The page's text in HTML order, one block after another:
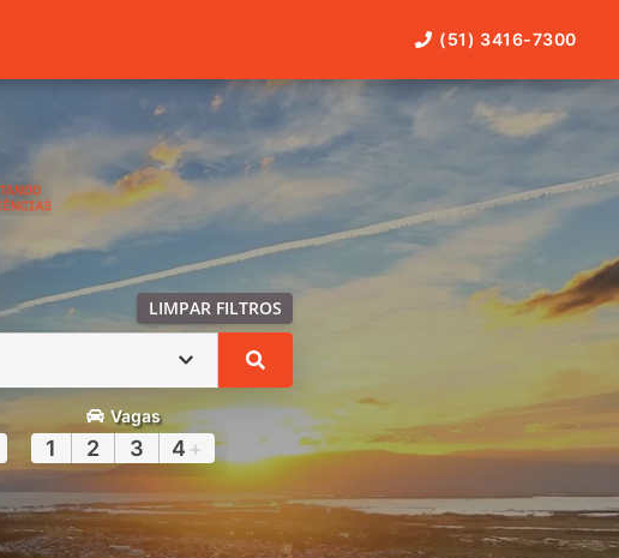
(51) 3416-7300
LIMPAR FILTROS
Vagas
1 2 3 4 +